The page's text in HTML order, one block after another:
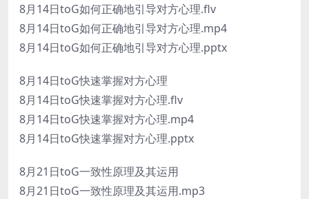
8月14日toG如何正确地引导对方心理.flv
8月14日toG如何正确地引导对方心理.mp4
8月14日toG如何正确地引导对方心理.pptx
8月14日toG快速掌握对方心理
8月14日toG快速掌握对方心理.flv
8月14日toG快速掌握对方心理.mp4
8月14日toG快速掌握对方心理.pptx
8月21日toG一致性原理及其运用
8月21日toG一致性原理及其运用.mp3